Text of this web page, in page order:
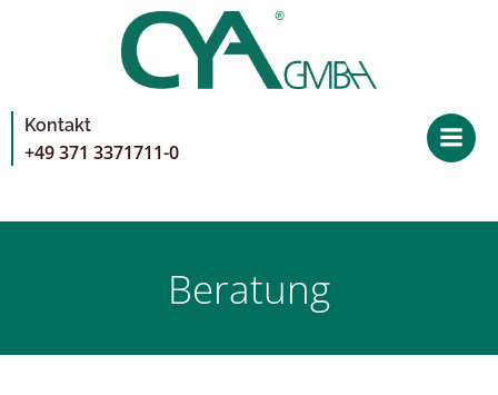
Zum
Inhalt
springen
Kontakt
+49 371 3371711-0
Beratung